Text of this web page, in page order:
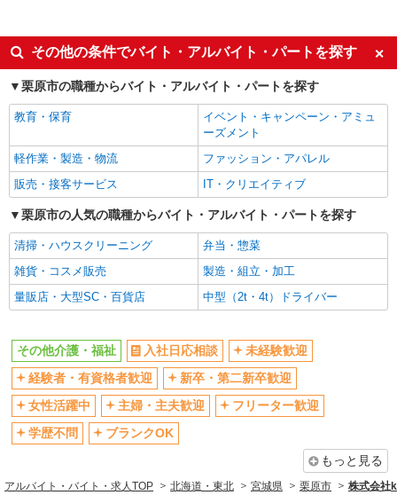
ボーナス・賞与あり
車通勤OK
交通費支給
社会保険あり
産休・育休取得実績あり
その他の条件でバイト・アルバイト・パートを探す
栗原市の職種からバイト・アルバイト・パートを探す
教育・保育
イベント・キャンペーン・アミュ
ーズメント
軽作業・製造・物流
ファッション・アパレル
販売・接客サービス
IT・クリエイティブ
栗原市の人気の職種からバイト・アルバイト・パートを探す
清掃・ハウスクリーニング
弁当・惣菜
雑貨・コスメ販売
製造・組立・加工
量販店・大型SC・百貨店
中型（2t・4t）ドライバー
その他介護・福祉 入社日応相談
未経験歓迎
経験者・有資格者歓迎
新卒・第二新卒歓迎
女性活躍中
主婦・主夫歓迎
フリーター歓迎
学歴不問
ブランクOK
もっと見る
アルバイト・バイト・求人TOP 北海道・東北 宮城県 栗原市 株式会社